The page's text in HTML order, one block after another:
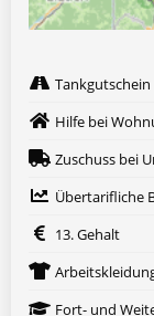
Hilfe bei
Zuschuss bei
Übertarifliche
13. Gehalt
Fort- und